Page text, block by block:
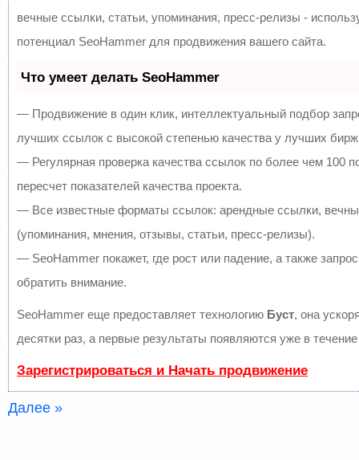
вечные ссылки, статьи, упоминания, пресс-релизы -
потенциал SeoHammer для продвижения вашего сайта.
Что умеет делать SeoHammer
— Продвижение в один клик, интеллектуальный подбор
лучших ссылок с высокой степенью качества у лучших
— Регулярная проверка качества ссылок по более чем 100
пересчет показателей качества проекта.
— Все известные форматы ссылок: арендные ссылки,
(упоминания, мнения, отзывы, статьи, пресс-релизы).
— SeoHammer покажет, где рост или падение, а также
обратить внимание.
SeoHammer еще предоставляет технологию Буст, она
десятки раз, а первые результаты появляются уже в
Зарегистрироваться и Начать продвижение
Далее »